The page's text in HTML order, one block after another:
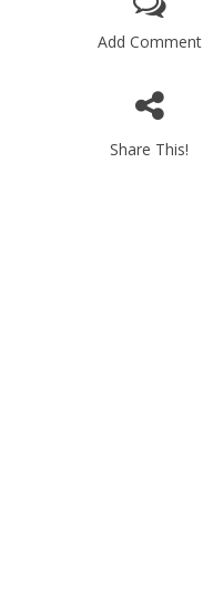
Add Comment
Share This!